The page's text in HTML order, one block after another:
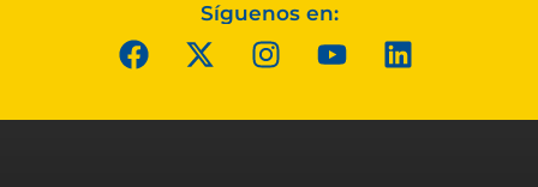
Síguenos en: